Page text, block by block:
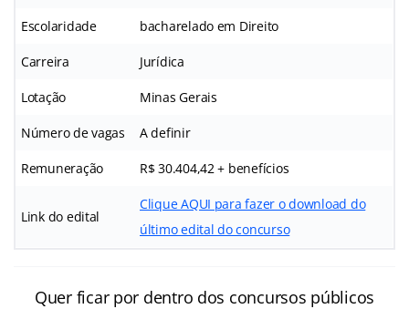
Escolaridade bacharelado em Direito
Carreira Jurídica
Lotação Minas Gerais
Número de vagas A definir
Remuneração R$ 30.404,42 + benefícios
Link do edital
Clique AQUI para fazer o download do
último edital do concurso
Quer ficar por dentro dos concursos públicos